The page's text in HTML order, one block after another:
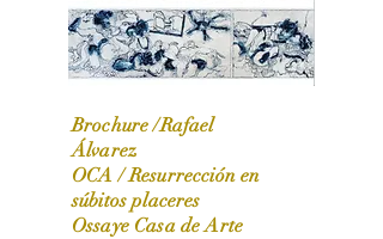
OCA|News 31 / Marzo-Abril / 2024
Brochure /Rafael
Álvarez
OCA /Resurrección en
súbitos placeres
Ossaye Casa de Arte